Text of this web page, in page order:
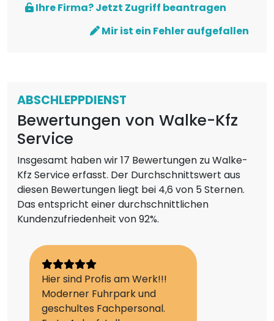
Ihre Firma? Jetzt Zugriff beantragen
Mir ist ein Fehler aufgefallen
ABSCHLEPPDIENST
Bewertungen von Walke-Kfz
Service
Insgesamt haben wir 17 Bewertungen zu Walke-
Kfz Service erfasst. Der Durchschnittswert aus
diesen Bewertungen liegt bei 4,6 von 5 Sternen.
Das entspricht einer durchschnittlichen
Kundenzufriedenheit von 92%.
Hier sind Profis am Werk!!!
Moderner Fuhrpark und
geschultes Fachpersonal.